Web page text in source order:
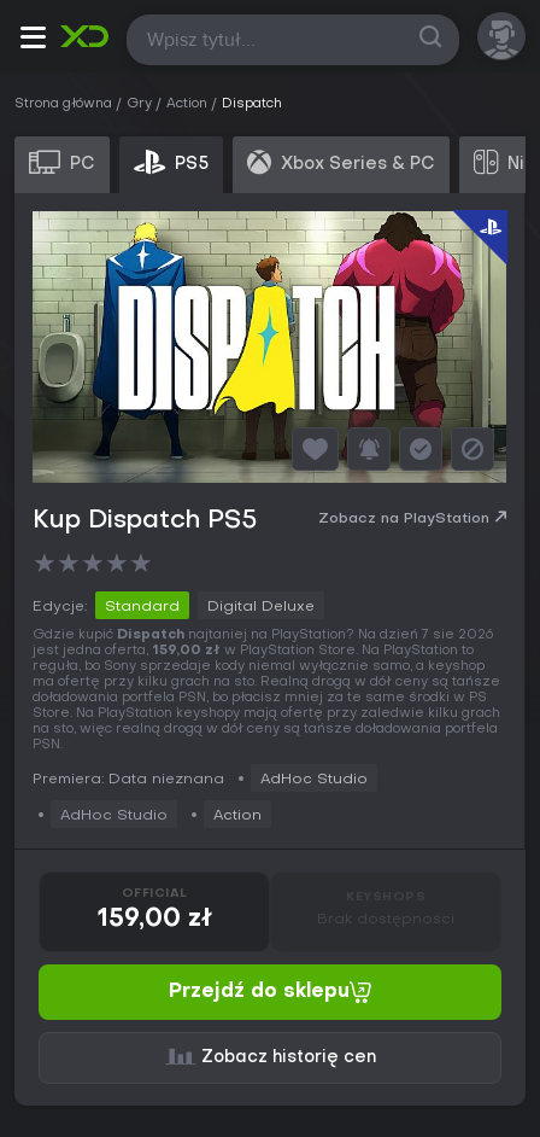
Wszystkie
Strona główna Gry Action Dispatch
PC PS5 Xbox Series & PC
Kup Dispatch PS5 Zobacz na PlayStation
★★★★★
Edycje: Standard Digital Deluxe
Gdzie kupić Dispatch najtaniej na PlayStation? Na dzień 7 sie 2026
jest jedna oferta, 159,00 zł w PlayStation Store. Na PlayStation to
reguła, bo Sony sprzedaje kody niemal wyłącznie samo, a keyshop
ma ofertę przy kilku grach na sto. Realną drogą w dół ceny są tańsze
doładowania portfela PSN, bo płacisz mniej za te same środki w PS
Store. Na PlayStation keyshopy mają ofertę przy zaledwie kilku grach
na sto, więc realną drogą w dół ceny są tańsze doładowania portfela
PSN.
Premiera: Data nieznana AdHoc Studio
AdHoc Studio Action
OFFICIAL
159,00 zł Brak dostępności
Przejdź do sklepu
Zobacz historię cen